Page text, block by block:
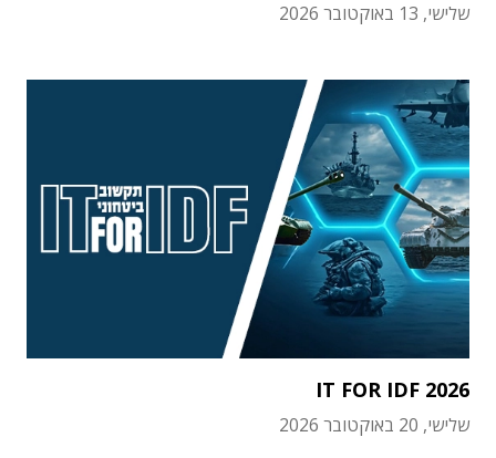
שלישי, 13 באוקטובר 2026
IT FOR IDF 2026
שלישי, 20 באוקטובר 2026